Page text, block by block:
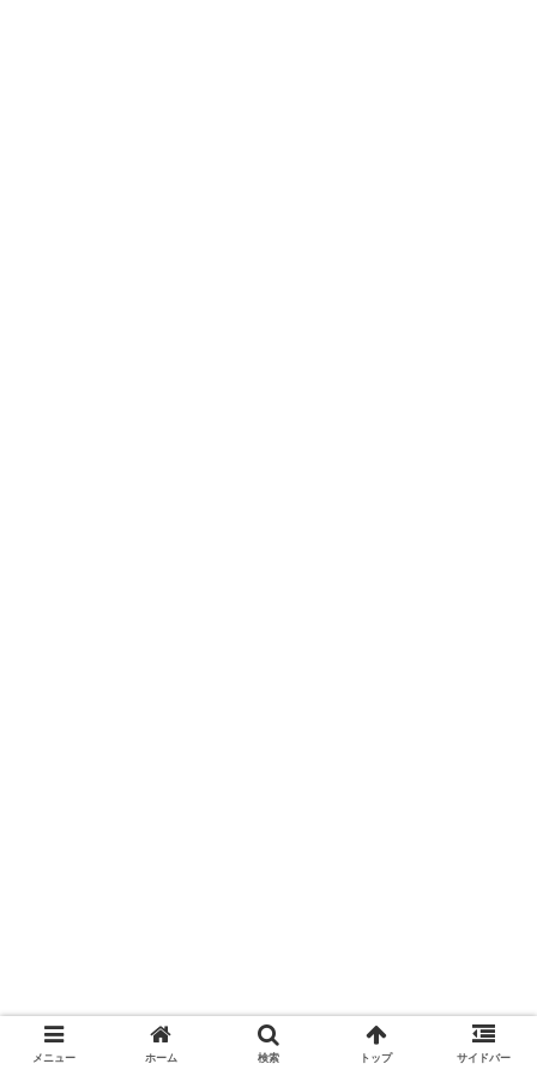
メニュー ホーム 検索 トップ サイドバー